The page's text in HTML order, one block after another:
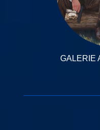
GALERIE